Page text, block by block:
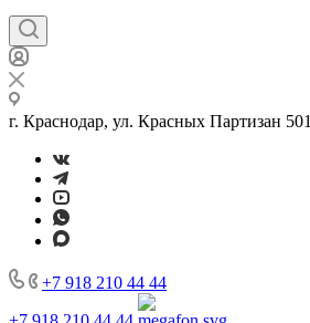
г. Краснодар, ул. Красных Партизан 501
+7 918 210 44 44